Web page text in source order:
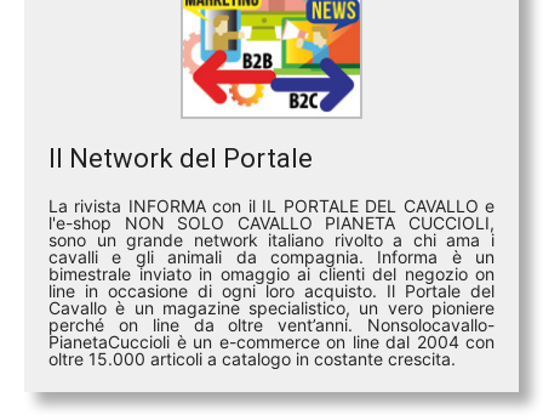
Il Network del Portale
La rivista INFORMA con il IL PORTALE DEL CAVALLO e
l'e-shop NON SOLO CAVALLO PIANETA CUCCIOLI,
sono un grande network italiano rivolto a chi ama i
cavalli e gli animali da compagnia. Informa è un
bimestrale inviato in omaggio ai clienti del negozio on
line in occasione di ogni loro acquisto. Il Portale del
Cavallo è un magazine specialistico, un vero pioniere
perché on line da oltre vent’anni. Nonsolocavallo-
PianetaCuccioli è un e-commerce on line dal 2004 con
oltre 15.000 articoli a catalogo in costante crescita.